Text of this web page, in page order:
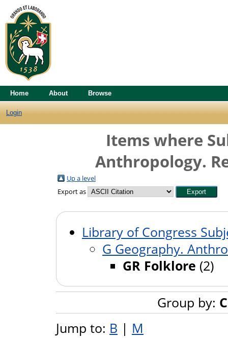
Home About Browse
Login
Items where
Anthropology.
Up a level
Export as
Library of Congress
G Geography.
GR Folklore (2)
Group by:
Jump to: B | M